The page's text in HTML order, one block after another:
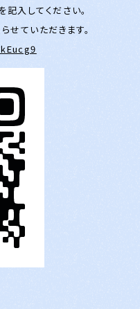
入してください。
せていただきます。